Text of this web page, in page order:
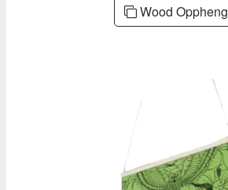
Wood Oppheng